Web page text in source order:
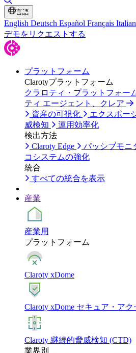
言語
English Deutsch Español Français
デモをリクエストする
プラットフォーム
Clarotyプラットフォーム
クラロティ・プラットフォー
ティ エージェント、クレア
資産の可視化
エクスポー
威検知
運用効率化
検出方法
Claroty Edge
パッシブモニ
コシステムの強化
統合
すべての統合を表示
産業
産業用
プラットフォーム
Claroty xDome
Claroty xDome セキュア・アク
Claroty 継続的脅威検知 (CTD)
業界別